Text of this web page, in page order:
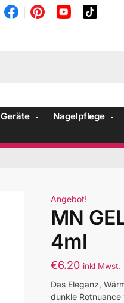
Geräte Nagelpflege
Angebot!
MN
4ml
€6.20 inkl Mwst.
Das Eleganz,
dunkle